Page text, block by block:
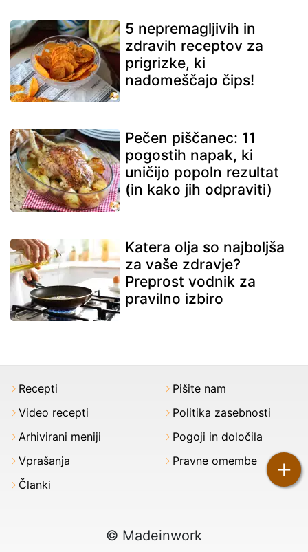
5 nepremagljivih in
zdravih receptov za
prigrizke, ki
nadomeščajo čips!
Pečen piščanec: 11
pogostih napak, ki
uničijo popoln rezultat
(in kako jih odpraviti)
Katera olja so najboljša
za vaše zdravje?
Preprost vodnik za
pravilno izbiro
+
Recepti
Video recepti
Arhivirani meniji
Vprašanja
Članki
Pišite nam
Politika zasebnosti
Pogoji in določila
Pravne omembe
© Madeinwork